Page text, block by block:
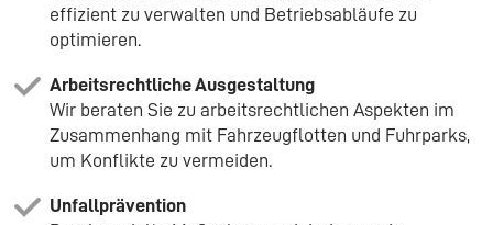
effizient zu verwalten und Betriebsabläufe zu
optimieren.
Arbeitsrechtliche Ausgestaltung
Wir beraten Sie zu arbeitsrechtlichen Aspekten im
Zusammenhang mit Fahrzeugflotten und Fuhrparks,
um Konflikte zu vermeiden.
Unfallprävention